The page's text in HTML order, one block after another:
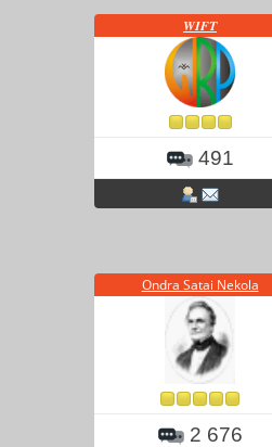
𝑾𝑰𝑭𝑻
491
Ondra Satai Nekola
2 676